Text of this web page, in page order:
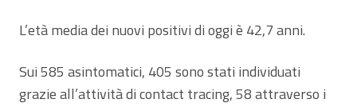
L’età media dei nuovi positivi di oggi è 42,7 anni.
Sui 585 asintomatici, 405 sono stati individuati
grazie all’attività di contact tracing, 58 attraverso i